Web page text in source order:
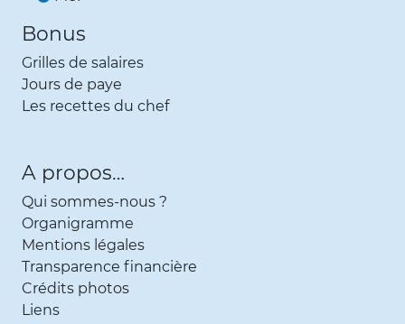
Bonus
Grilles de salaires
Jours de paye
Les recettes du chef
A propos…
Qui sommes-nous ?
Organigramme
Mentions légales
Transparence financière
Crédits photos
Liens